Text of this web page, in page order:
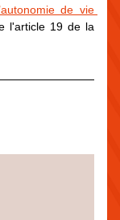
de vie
l'article 19 de la